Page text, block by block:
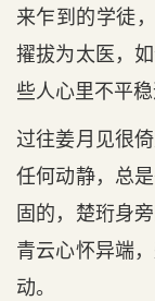
来乍到的学徒
擢拔为太医，
些人心里不平
过往姜月见很
任何动静，总
固的，楚珩身
青云心怀异端
动。